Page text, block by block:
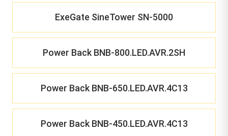
ExeGate SineTower SN-5000
Power Back BNB-800.LED.AVR.2SH
Power Back BNB-650.LED.AVR.4C13
Power Back BNB-450.LED.AVR.4C13